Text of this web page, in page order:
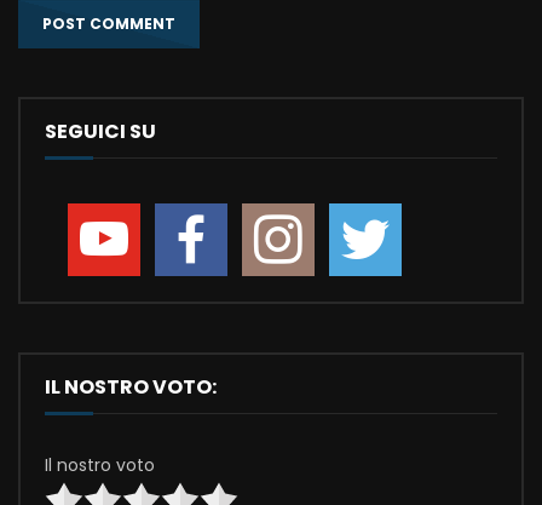
SEGUICI SU
IL NOSTRO VOTO:
Il nostro voto